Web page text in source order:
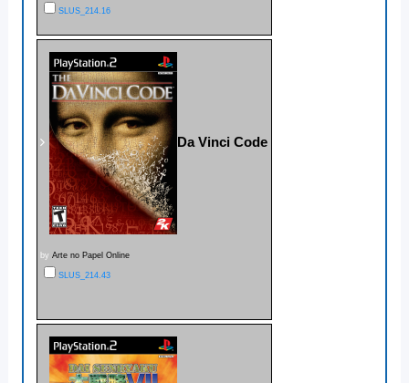
SLUS_214.16
Da Vinci Code
by Arte no Papel Online
SLUS_214.43